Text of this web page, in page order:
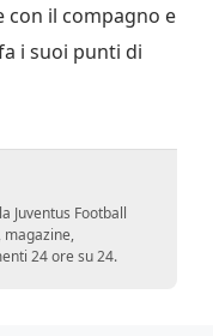
con il compagno e
i suoi punti di
Juventus Football
magazine,
24 ore su 24.